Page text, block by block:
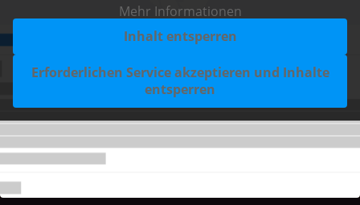
Mehr Informationen
Inhalt entsperren
Erforderlichen Service akzeptieren und Inhalte
entsperren